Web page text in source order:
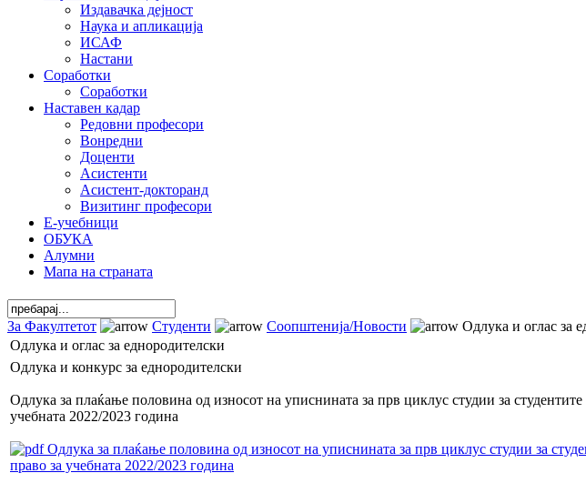
Издавачка дејност
Наука и апликација
ИСАФ
Настани
Соработки
Соработки
Наставен кадар
Редовни професори
Вонредни
Доценти
Асистенти
Асистент-докторанд
Визитинг професори
Е-учебници
ОБУКА
Алумни
Мапа на страната
За Факултетот Студенти Соопштенија/Новости
Одлука и оглас за
Одлука и оглас за еднородителски
Одлука и конкурс за еднородителски
Одлука за плаќање половина од износот на уписнината за прв циклус студии за
учебната 2022/2023 година
Одлука за плаќање половина од износот на уписнината за прв циклус студии за
право за учебната 2022/2023 година